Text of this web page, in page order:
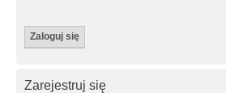
Zarejestruj się